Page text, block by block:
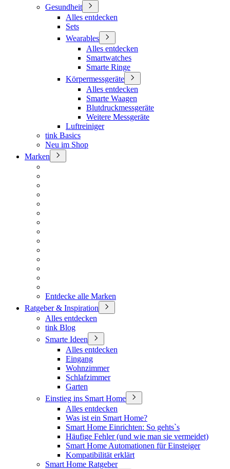
Gesundheit
Alles entdecken
Sets
Wearables
Alles entdecken
Smartwatches
Smarte Ringe
Körpermessgeräte
Alles entdecken
Smarte Waagen
Blutdruckmessgeräte
Weitere Messgeräte
Luftreiniger
tink Basics
Neu im Shop
Marken
Entdecke alle Marken
Ratgeber & Inspiration
Alles entdecken
tink Blog
Smarte Ideen
Alles entdecken
Eingang
Wohnzimmer
Schlafzimmer
Garten
Einstieg ins Smart Home
Alles entdecken
Was ist ein Smart Home?
Smart Home Einrichten: So gehts`s
Häufige Fehler (und wie man sie vermeidet)
Smart Home Automationen für Einsteiger
Kompatibilität erklärt
Smart Home Ratgeber